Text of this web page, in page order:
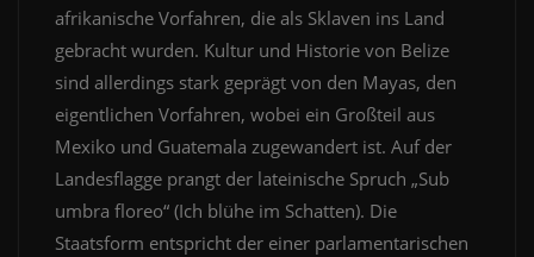
afrikanische Vorfahren, die als Sklaven ins Land
gebracht wurden. Kultur und Historie von Belize
sind allerdings stark geprägt von den Mayas, den
eigentlichen Vorfahren, wobei ein Großteil aus
Mexiko und Guatemala zugewandert ist. Auf der
Landesflagge prangt der lateinische Spruch „Sub
umbra floreo“ (Ich blühe im Schatten). Die
Staatsform entspricht der einer parlamentarischen